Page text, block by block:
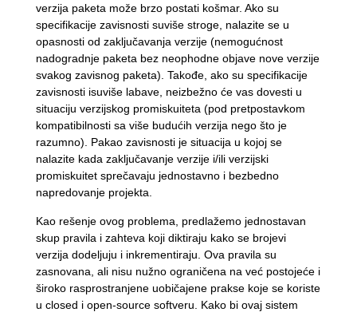
verzija paketa može brzo postati košmar. Ako su
specifikacije zavisnosti suviše stroge, nalazite se u
opasnosti od zaključavanja verzije (nemogućnost
nadogradnje paketa bez neophodne objave nove verzije
svakog zavisnog paketa). Takođe, ako su specifikacije
zavisnosti isuviše labave, neizbežno će vas dovesti u
situaciju verzijskog promiskuiteta (pod pretpostavkom
kompatibilnosti sa više budućih verzija nego što je
razumno). Pakao zavisnosti je situacija u kojoj se
nalazite kada zaključavanje verzije i/ili verzijski
promiskuitet sprečavaju jednostavno i bezbedno
napredovanje projekta.
Kao rešenje ovog problema, predlažemo jednostavan
skup pravila i zahteva koji diktiraju kako se brojevi
verzija dodeljuju i inkrementiraju. Ova pravila su
zasnovana, ali nisu nužno ograničena na već postojeće i
široko rasprostranjene uobičajene prakse koje se koriste
u closed i open-source softveru. Kako bi ovaj sistem